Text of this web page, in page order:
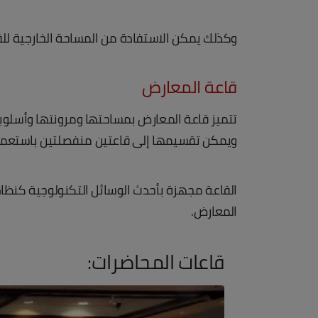
وكذلك يمكن الاستفادة من المساحة الخارجية
قاعة المعارض
تتميز قاعة المعارض بمساحتها ومرونتها
ويمكن تقسيمها إلى قاعتين منفصلتين
القاعة مجهزة بأحدث الوسائل التكنولوجية
المعارض.
قاعات المحاضرات: